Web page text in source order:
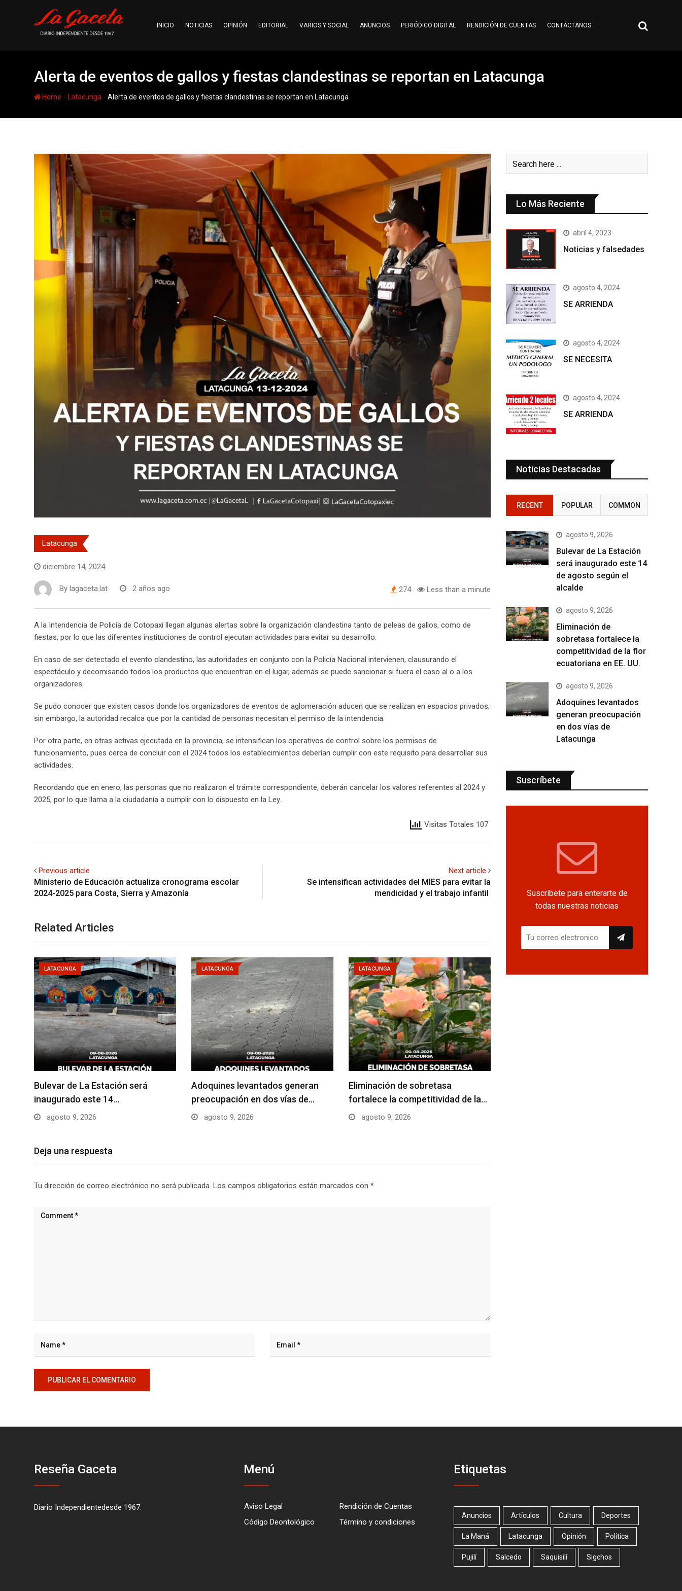
INICIO NOTICIAS OPINIÓN EDITORIAL VARIOS Y SOCIAL ANUNCIOS PERIÓDICO DIGITAL RENDICIÓN DE CUENTAS CONTÁCTANOS
Alerta de eventos de gallos y fiestas clandestinas se reportan en Latacunga
Home - Latacunga -Alerta de eventos de gallos y fiestas clandestinas se reportan en Latacunga
Latacunga
diciembre 14, 2024
By lagaceta.lat 2 años ago 274 Less than a minute
A la Intendencia de Policía de Cotopaxi llegan algunas alertas sobre la organización clandestina tanto de peleas de gallos, como de
fiestas, por lo que las diferentes instituciones de control ejecutan actividades para evitar su desarrollo.
En caso de ser detectado el evento clandestino, las autoridades en conjunto con la Policía Nacional intervienen, clausurando el
espectáculo y decomisando todos los productos que encuentran en el lugar, además se puede sancionar si fuera el caso al o a los
organizadores.
Se pudo conocer que existen casos donde los organizadores de eventos de aglomeración aducen que se realizan en espacios privados;
sin embargo, la autoridad recalca que por la cantidad de personas necesitan el permiso de la intendencia.
Por otra parte, en otras activas ejecutada en la provincia, se intensifican los operativos de control sobre los permisos de
funcionamiento, pues cerca de concluir con el 2024 todos los establecimientos deberían cumplir con este requisito para desarrollar sus
actividades.
Recordando que en enero, las personas que no realizaron el trámite correspondiente, deberán cancelar los valores referentes al 2024 y
2025, por lo que llama a la ciudadanía a cumplir con lo dispuesto en la Ley.
Visitas Totales 107
Previous article
Ministerio de Educación actualiza cronograma escolar
2024-2025 para Costa, Sierra y Amazonía
Next article
Se intensifican actividades del MIES para evitar la
mendicidad y el trabajo infantil
Related Articles
LATACUNGA
Bulevar de La Estación será
inaugurado este 14…
agosto 9, 2026
LATACUNGA
Adoquines levantados generan
preocupación en dos vías de…
agosto 9, 2026
LATACUNGA
Eliminación de sobretasa
fortalece la competitividad de la…
agosto 9, 2026
Deja una respuesta
Tu dirección de correo electrónico no será publicada. Los campos obligatorios están marcados con *
Lo Más Reciente
abril 4, 2023
Noticias y falsedades
agosto 4, 2024
SE ARRIENDA
agosto 4, 2024
SE NECESITA
agosto 4, 2024
SE ARRIENDA
Noticias Destacadas
RECENT POPULAR COMMON
agosto 9, 2026
Bulevar de La Estación
será inaugurado este 14
de agosto según el
alcalde
agosto 9, 2026
Eliminación de
sobretasa fortalece la
competitividad de la flor
ecuatoriana en EE. UU.
agosto 9, 2026
Adoquines levantados
generan preocupación
en dos vías de
Latacunga
Suscríbete
Suscríbete para enterarte de
todas nuestras noticias
Reseña Gaceta
Diario Independientedesde 1967.
Menú
Aviso Legal
Rendición de Cuentas
Código Deontológico
Término y condiciones
Etiquetas
Anuncios Artículos Cultura Deportes
La Maná Latacunga Opinión Política
Pujilí Salcedo Saquisilí Sigchos